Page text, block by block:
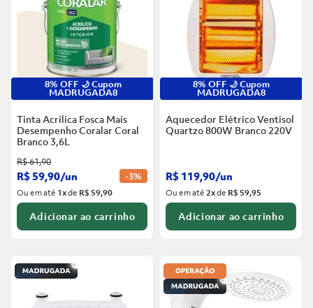
8% OFF 🌙 Cupom
MADRUGADA8
Tinta Acrílica Fosca Mais
Desempenho Coralar Coral
Branco 3,6L
R$61,90
R$59,90/un -3%
Ou em até 1xde R$ 59,90
Adicionar ao carrinho
8% OFF 🌙 Cupom
MADRUGADA8
Aquecedor Elétrico Ventisol
Quartzo 800W Branco 220V
R$ 119,90/un
Ou em até2xde R$ 59,95
Adicionar ao carrinho